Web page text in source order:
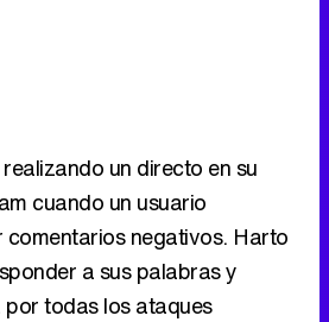
un directo en su
cuando un usuario
negativos. Harto
a sus palabras y
todas los ataques